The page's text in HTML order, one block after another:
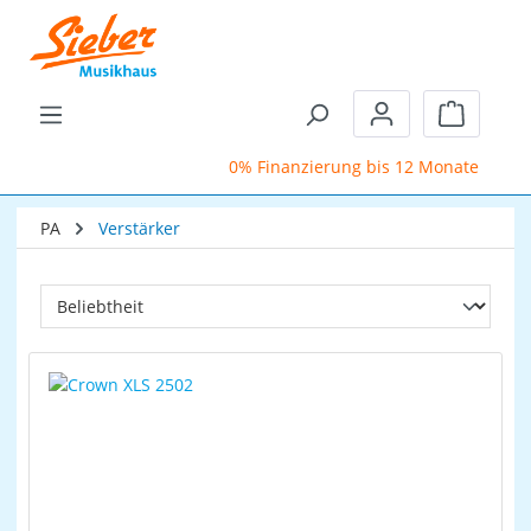
Zum Hauptinhalt springen
0% Finanzierung bis 12 Monate
PA Verstärker